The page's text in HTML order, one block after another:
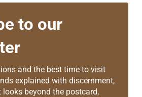
to our
and the best time to visit
explained with discernment,
beyond the postcard,